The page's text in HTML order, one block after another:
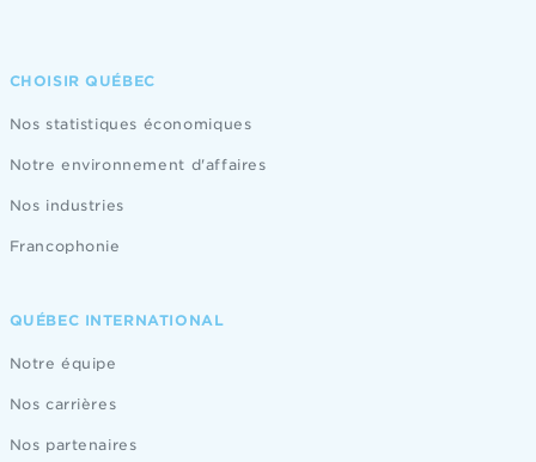
CHOISIR QUÉBEC
Nos statistiques économiques
Notre environnement d'affaires
Nos industries
Francophonie
QUÉBEC INTERNATIONAL
Notre équipe
Nos carrières
Nos partenaires